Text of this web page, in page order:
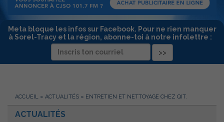
Meta bloque les infos sur Facebook. Pour ne rien manquer
à Sorel-Tracy et la région, abonne-toi à notre infolettre :
ACCUEIL » ACTUALITÉS » ENTRETIEN ET NETTOYAGE CHEZ QIT.
ACTUALITÉS